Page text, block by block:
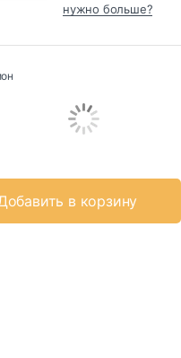
нужно больше?
в корзину